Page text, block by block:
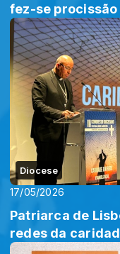
fez-se procissão
Diocese
17/05/2026
Patriarca de
redes da